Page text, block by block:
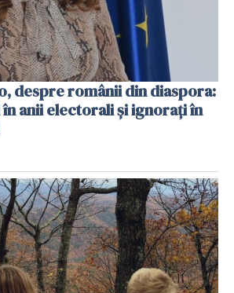
despre românii din diaspora:
anii electorali și ignorați în